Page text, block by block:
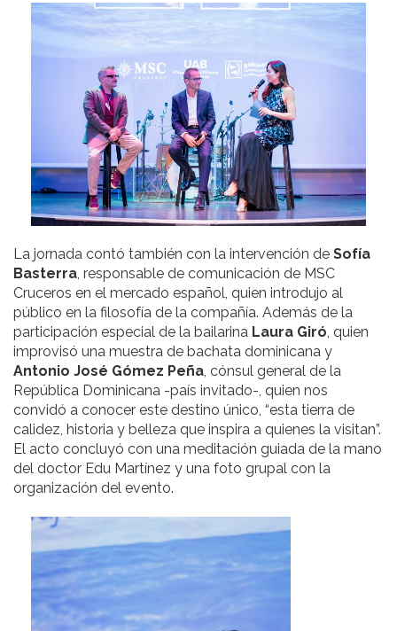
La jornada contó también con la intervención de Sofía
Basterra, responsable de comunicación de MSC
Cruceros en el mercado español, quien introdujo al
público en la filosofía de la compañía. Además de la
participación especial de la bailarina Laura Giró, quien
improvisó una muestra de bachata dominicana y
Antonio José Gómez Peña, cónsul general de la
República Dominicana -país invitado-, quien nos
convidó a conocer este destino único, “esta tierra de
calidez, historia y belleza que inspira a quienes la visitan”.
El acto concluyó con una meditación guiada de la mano
del doctor Edu Martínez y una foto grupal con la
organización del evento.